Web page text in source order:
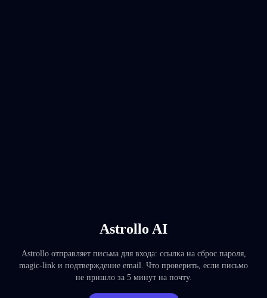
Astrollo AI
Astrollo отправляет письма для входа: ссылка на сброс пароля,
magic-link и подтверждение email. Что проверить, если письмо
не пришло за 5 минут на почту.